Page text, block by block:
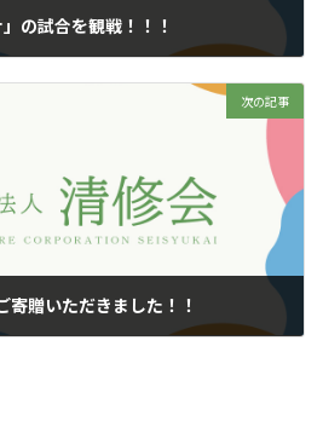
の試合を観戦！！！
次の記事
寄贈いただきました！！